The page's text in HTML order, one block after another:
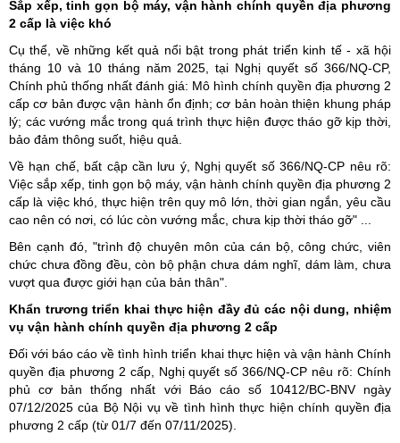
Sắp xếp, tinh gọn bộ máy, vận hành chính quyền địa phương
2 cấp là việc khó
Cụ thể, về những kết quả nổi bật trong phát triển kinh tế - xã hội
tháng 10 và 10 tháng năm 2025, tại Nghị quyết số 366/NQ-CP,
Chính phủ thống nhất đánh giá: Mô hình chính quyền địa phương 2
cấp cơ bản được vận hành ổn định; cơ bản hoàn thiện khung pháp
lý; các vướng mắc trong quá trình thực hiện được tháo gỡ kịp thời,
bảo đảm thông suốt, hiệu quả.
Về hạn chế, bất cập cần lưu ý, Nghị quyết số 366/NQ-CP nêu rõ:
Việc sắp xếp, tinh gọn bộ máy, vận hành chính quyền địa phương 2
cấp là việc khó, thực hiện trên quy mô lớn, thời gian ngắn, yêu cầu
cao nên có nơi, có lúc còn vướng mắc, chưa kịp thời tháo gỡ" ...
Bên cạnh đó, "trình độ chuyên môn của cán bộ, công chức, viên
chức chưa đồng đều, còn bộ phận chưa dám nghĩ, dám làm, chưa
vượt qua được giới hạn của bản thân".
Khẩn trương triển khai thực hiện đầy đủ các nội dung, nhiệm
vụ vận hành chính quyền địa phương 2 cấp
Đối với báo cáo về tình hình triển khai thực hiện và vận hành Chính
quyền địa phương 2 cấp, Nghị quyết số 366/NQ-CP nêu rõ: Chính
phủ cơ bản thống nhất với Báo cáo số 10412/BC-BNV ngày
07/12/2025 của Bộ Nội vụ về tình hình thực hiện chính quyền địa
phương 2 cấp (từ 01/7 đến 07/11/2025).